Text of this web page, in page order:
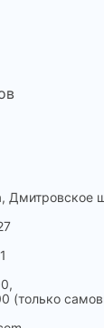
Дмитровское
(только